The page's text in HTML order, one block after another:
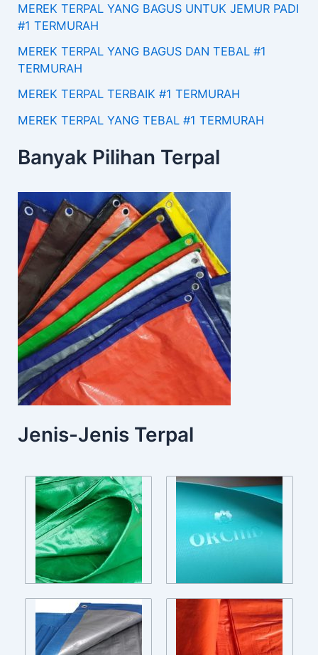
MEREK TERPAL YANG BAGUS UNTUK JEMUR PADI
#1 TERMURAH
MEREK TERPAL YANG BAGUS DAN TEBAL #1
TERMURAH
MEREK TERPAL TERBAIK #1 TERMURAH
MEREK TERPAL YANG TEBAL #1 TERMURAH
Banyak Pilihan Terpal
Jenis-Jenis Terpal